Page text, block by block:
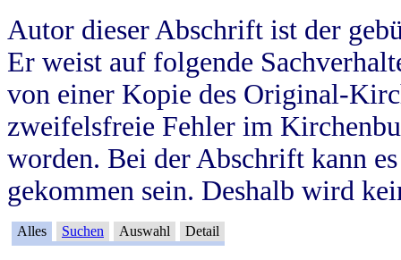
Autor dieser Abschrift ist der
Er weist auf folgende
von einer Kopie des Original-
zweifelsfreie Fehler im
worden. Bei der Abschrift kann
gekommen sein. Deshalb wird
Alles Suchen Auswahl Detail